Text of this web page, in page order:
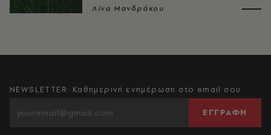
Λίνα Μανδράκου
NEWSLETTER: Καθημερινή ενημέρωση στο email σου
ΕΓΓΡΑΦΗ